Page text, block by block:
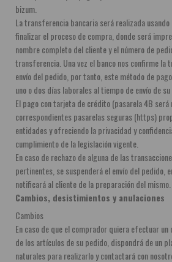
bizum.
La transferencia bancaria será realizada
finalizar el proceso de compra, donde será
nombre completo del cliente y el número de
transferencia. Una vez el banco nos confirme la
envío del pedido, por tanto, este método de
uno o dos días laborales al tiempo de envío de
El pago con tarjeta de crédito (pasarela 4B
correspondientes pasarelas seguras (https)
entidades y ofreciendo la privacidad y
cumplimiento de la legislación vigente.
En caso de rechazo de alguna de las
pertinentes, se suspenderá el envío del pedido,
notificará al cliente de la preparación del mismo.
Cambios, desistimientos y anulaciones
Cambios
En caso de que el comprador quiera efectuar
de los artículos de su pedido, dispondrá de un